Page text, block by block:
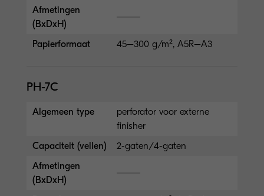
Afmetingen
(BxDxH)
Papierformaat
45–300 g/m², A5R–A3
PH-7C
Algemeen type
perforator voor externe
finisher
Capaciteit (vellen)
2-gaten/4-gaten
Afmetingen
(BxDxH)